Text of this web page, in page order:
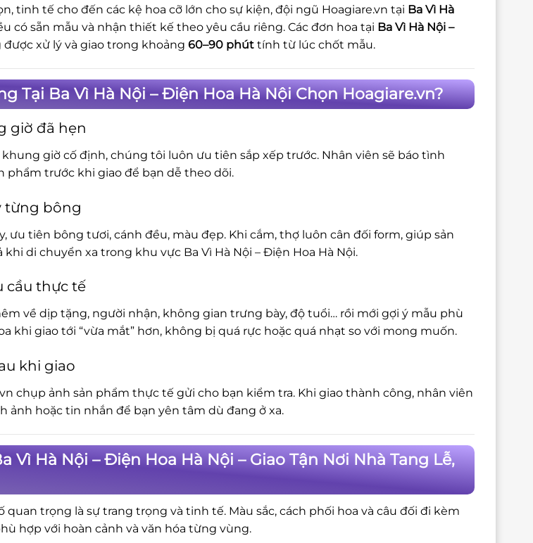
tinh tế cho đến các kệ hoa cỡ lớn cho sự kiện, đội ngũ Hoagiare.vn tại Ba Vì Hà
có sẵn mẫu và nhận thiết kế theo yêu cầu riêng. Các đơn hoa tại Ba Vì Hà Nội –
xử lý và giao trong khoảng 60–90 phút tính từ lúc chốt mẫu.
Tại Ba Vì Hà Nội – Điện Hoa Hà Nội Chọn Hoagiare.vn?
giờ đã hẹn
khung giờ cố định, chúng tôi luôn ưu tiên sắp xếp trước. Nhân viên sẽ báo tình
phẩm trước khi giao để bạn dễ theo dõi.
từng bông
ưu tiên bông tươi, cánh đều, màu đẹp. Khi cắm, thợ luôn cân đối form, giúp sản
di chuyển xa trong khu vực Ba Vì Hà Nội – Điện Hoa Hà Nội.
cầu thực tế
về dịp tặng, người nhận, không gian trưng bày, độ tuổi… rồi mới gợi ý mẫu phù
khi giao tới “vừa mắt” hơn, không bị quá rực hoặc quá nhạt so với mong muốn.
khi giao
chụp ảnh sản phẩm thực tế gửi cho bạn kiểm tra. Khi giao thành công, nhân viên
ảnh hoặc tin nhắn để bạn yên tâm dù đang ở xa.
Vì Hà Nội – Điện Hoa Hà Nội – Giao Tận Nơi Nhà Tang Lễ,
quan trọng là sự trang trọng và tinh tế. Màu sắc, cách phối hoa và câu đối đi kèm
hợp với hoàn cảnh và văn hóa từng vùng.